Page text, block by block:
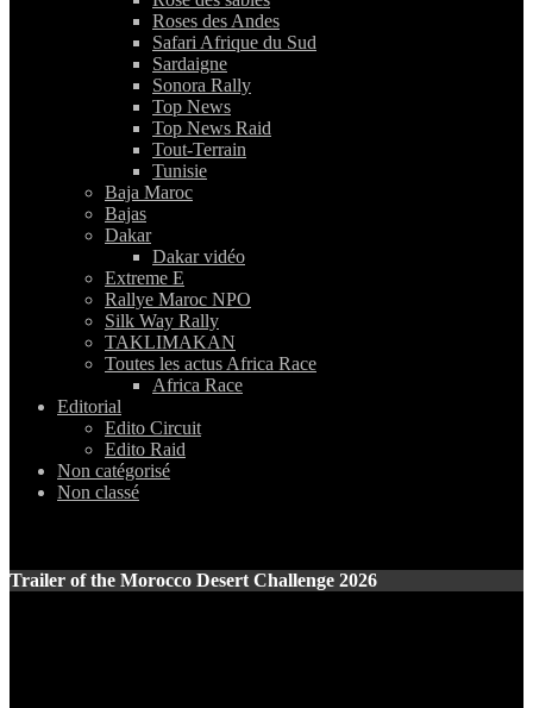
Roses des Andes
Safari Afrique du Sud
Sardaigne
Sonora Rally
Top News
Top News Raid
Tout-Terrain
Tunisie
Baja Maroc
Bajas
Dakar
Dakar vidéo
Extreme E
Rallye Maroc NPO
Silk Way Rally
TAKLIMAKAN
Toutes les actus Africa Race
Africa Race
Editorial
Edito Circuit
Edito Raid
Non catégorisé
Non classé
Trailer of the Morocco Desert Challenge 2026